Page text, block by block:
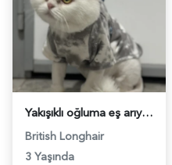
Yakışıklı oğluma eş arıyorum - 118981201
British Longhair
3 Yaşında